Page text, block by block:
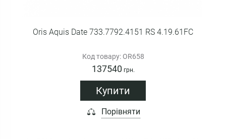
Oris Aquis Date 733.7792.4151 RS 4.19.61FC
Код товару: OR658
137540 грн.
Купити
Порівняти